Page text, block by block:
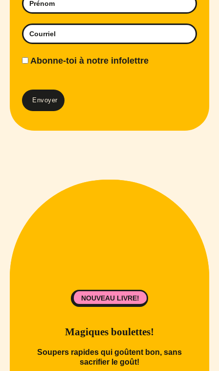
Abonne-toi à notre infolettre
Magiques boulettes!
Soupers rapides qui goûtent bon, sans
sacrifier le goût!
NOUVEAU LIVRE!